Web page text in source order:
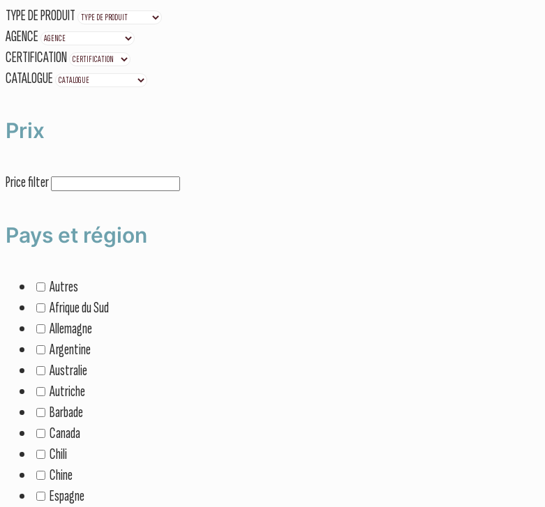
TYPE DE PRODUIT
AGENCE
CERTIFICATION
CATALOGUE
Prix
Price filter
Pays et région
Autres
Afrique du Sud
Allemagne
Argentine
Australie
Autriche
Barbade
Canada
Chili
Chine
Espagne